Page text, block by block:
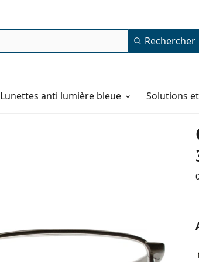
Rechercher
Lunettes anti lumière bleue Solutions